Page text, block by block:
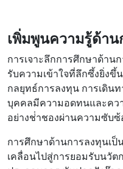
เพิ่มพูนความรู้ด้า
การเจาะลึกการศึกษาด้าน
รับความเข้าใจที่ลึกซึ้งยิ่งขึ้
กลยุทธ์การลงทุน การเดิน
บุคคลมีความอดทนและคว
อย่างช่ําชองผ่านความซับ
การศึกษาด้านการลงทุนเ
เคลื่อนไปสู่การยอมรับนวั